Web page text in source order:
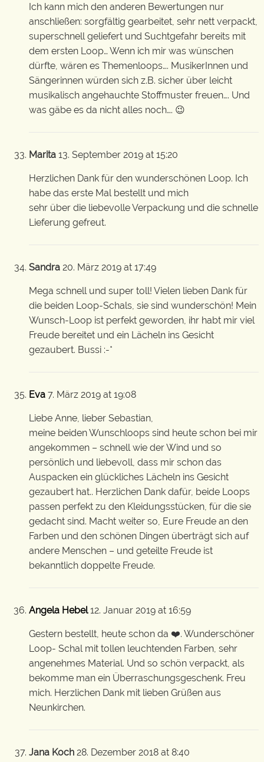
Ich kann mich den anderen Bewertungen nur
anschließen: sorgfältig gearbeitet, sehr nett verpackt,
superschnell geliefert und Suchtgefahr bereits mit
dem ersten Loop… Wenn ich mir was wünschen
dürfte, wären es Themenloops…. MusikerInnen und
Sängerinnen würden sich z.B. sicher über leicht
musikalisch angehauchte Stoffmuster freuen…. Und
was gäbe es da nicht alles noch…. 😉
Marita 13. September 2019 at 15:20
Herzlichen Dank für den wunderschönen Loop. Ich
habe das erste Mal bestellt und mich
sehr über die liebevolle Verpackung und die schnelle
Lieferung gefreut.
Sandra 20. März 2019 at 17:49
Mega schnell und super toll! Vielen lieben Dank für
die beiden Loop-Schals, sie sind wunderschön! Mein
Wunsch-Loop ist perfekt geworden, ihr habt mir viel
Freude bereitet und ein Lächeln ins Gesicht
gezaubert. Bussi :-*
Eva 7. März 2019 at 19:08
Liebe Anne, lieber Sebastian,
meine beiden Wunschloops sind heute schon bei mir
angekommen – schnell wie der Wind und so
persönlich und liebevoll, dass mir schon das
Auspacken ein glückliches Lächeln ins Gesicht
gezaubert hat.. Herzlichen Dank dafür, beide Loops
passen perfekt zu den Kleidungsstücken, für die sie
gedacht sind. Macht weiter so, Eure Freude an den
Farben und den schönen Dingen überträgt sich auf
andere Menschen – und geteilte Freude ist
bekanntlich doppelte Freude.
Angela Hebel12. Januar 2019 at 16:59
Gestern bestellt, heute schon da ❤️. Wunderschöner
Loop- Schal mit tollen leuchtenden Farben, sehr
angenehmes Material. Und so schön verpackt, als
bekomme man ein Überraschungsgeschenk. Freu
mich. Herzlichen Dank mit lieben Grüßen aus
Neunkirchen.
Jana Koch 28. Dezember 2018 at 8:40